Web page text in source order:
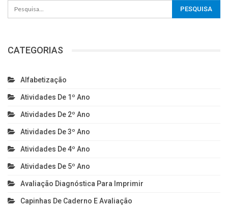
CATEGORIAS
Alfabetização
Atividades De 1º Ano
Atividades De 2º Ano
Atividades De 3º Ano
Atividades De 4º Ano
Atividades De 5º Ano
Avaliação Diagnóstica Para Imprimir
Capinhas De Caderno E Avaliação